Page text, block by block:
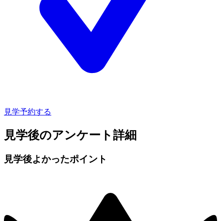
見学予約する
見学後のアンケート詳細
見学後よかったポイント